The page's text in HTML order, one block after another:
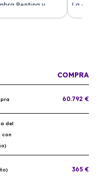
Renting y
transparente y sin
La
COMPRA
60.792 €
del
con
365 €